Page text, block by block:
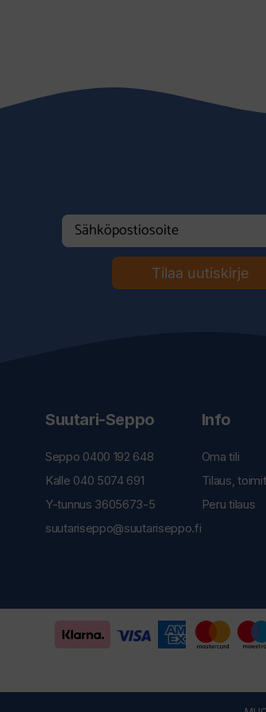
Tilaa uutiskirje
Suutari-Seppo
Seppo 0400 192 648
Kalle 040 5074 691
Y-tunnus 3605673-5
suutariseppo@suutariseppo.fi
Info
Oma tili
Tilaus,
Peru tilaus